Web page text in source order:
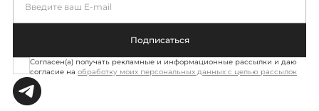
Введите ваш E-mail
Подписаться
Согласен(а) получать рекламные и информационные рассылки и даю
согласие на обработку моих персональных данных с целью рассылок